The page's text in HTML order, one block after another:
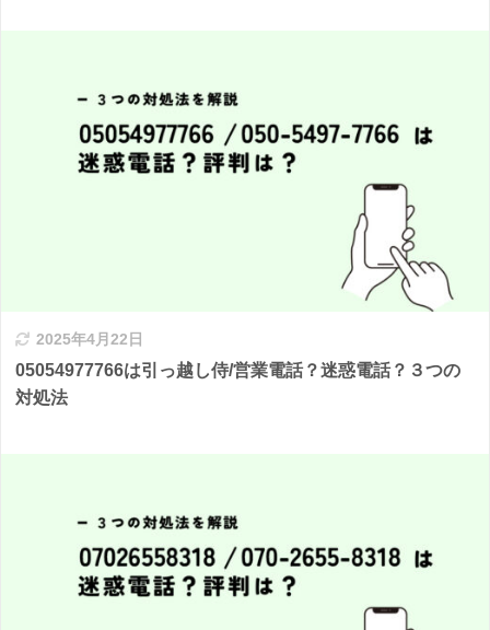
2025年4月22日
05054977766は引っ越し侍/営業電話？迷惑電話？３つの
対処法